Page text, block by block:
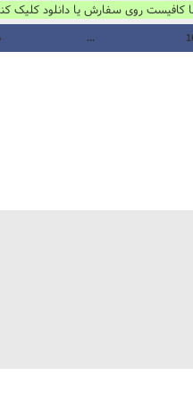
روی سفارش یا دانلود کلیک کنند
...